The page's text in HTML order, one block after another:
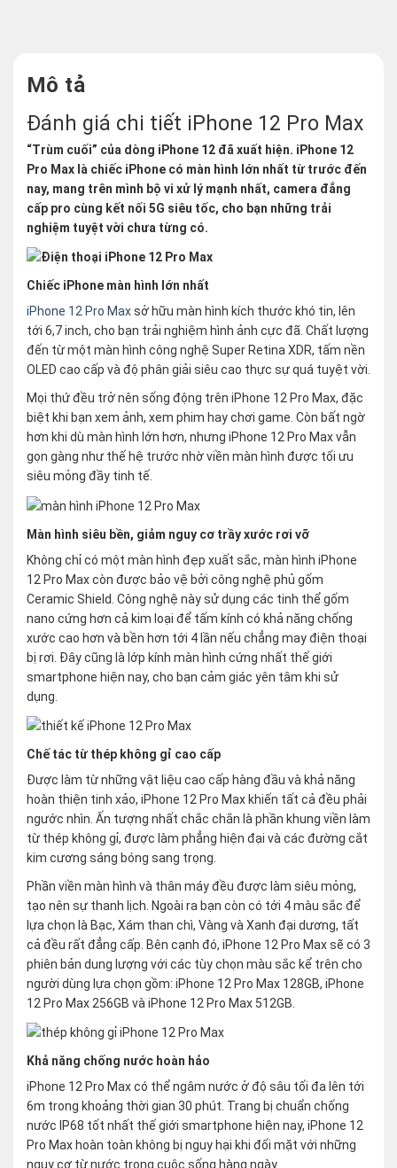
Mô tả
Đánh giá chi tiết iPhone 12 Pro Max
“Trùm cuối” của dòng iPhone 12 đã xuất hiện. iPhone 12
Pro Max là chiếc iPhone có màn hình lớn nhất từ trước đến
nay, mang trên mình bộ vi xử lý mạnh nhất, camera đẳng
cấp pro cùng kết nối 5G siêu tốc, cho bạn những trải
nghiệm tuyệt vời chưa từng có.
Chiếc iPhone màn hình lớn nhất
iPhone 12 Pro Maxsở hữu màn hình kích thước khó tin, lên
tới 6,7 inch, cho bạn trải nghiệm hình ảnh cực đã. Chất lượng
đến từ một màn hình công nghệ Super Retina XDR, tấm nền
OLED cao cấp và độ phân giải siêu cao thực sự quá tuyệt vời.
Mọi thứ đều trở nên sống động trên iPhone 12 Pro Max, đặc
biệt khi bạn xem ảnh, xem phim hay chơi game. Còn bất ngờ
hơn khi dù màn hình lớn hơn, nhưng iPhone 12 Pro Max vẫn
gọn gàng như thế hệ trước nhờ viền màn hình được tối ưu
siêu mỏng đầy tinh tế.
Màn hình siêu bền, giảm nguy cơ trầy xước rơi vỡ
Không chỉ có một màn hình đẹp xuất sắc, màn hình iPhone
12 Pro Max còn được bảo vệ bởi công nghệ phủ gốm
Ceramic Shield. Công nghệ này sử dụng các tinh thể gốm
nano cứng hơn cả kim loại để tấm kính có khả năng chống
xước cao hơn và bền hơn tới 4 lần nếu chẳng may điện thoại
bị rơi. Đây cũng là lớp kính màn hình cứng nhất thế giới
smartphone hiện nay, cho bạn cảm giác yên tâm khi sử
dụng.
Chế tác từ thép không gỉ cao cấp
Được làm từ những vật liệu cao cấp hàng đầu và khả năng
hoàn thiện tinh xảo, iPhone 12 Pro Max khiến tất cả đều phải
ngước nhìn. Ấn tượng nhất chắc chắn là phần khung viền làm
từ thép không gỉ, được làm phẳng hiện đại và các đường cắt
kim cương sáng bóng sang trọng.
Phần viền màn hình và thân máy đều được làm siêu mỏng,
tạo nên sự thanh lịch. Ngoài ra bạn còn có tới 4 màu sắc để
lựa chọn là Bạc, Xám than chì, Vàng và Xanh đại dương, tất
cả đều rất đẳng cấp. Bên cạnh đó, iPhone 12 Pro Max sẽ có 3
phiên bản dung lượng với các tùy chọn màu sắc kể trên cho
người dùng lựa chọn gồm: iPhone 12 Pro Max 128GB, iPhone
12 Pro Max 256GB và iPhone 12 Pro Max 512GB.
Khả năng chống nước hoàn hảo
iPhone 12 Pro Max có thể ngâm nước ở độ sâu tối đa lên tới
6m trong khoảng thời gian 30 phút. Trang bị chuẩn chống
nước IP68 tốt nhất thế giới smartphone hiện nay, iPhone 12
Pro Max hoàn toàn không bị nguy hại khi đối mặt với những
nguy cơ từ nước trong cuộc sống hàng ngày.